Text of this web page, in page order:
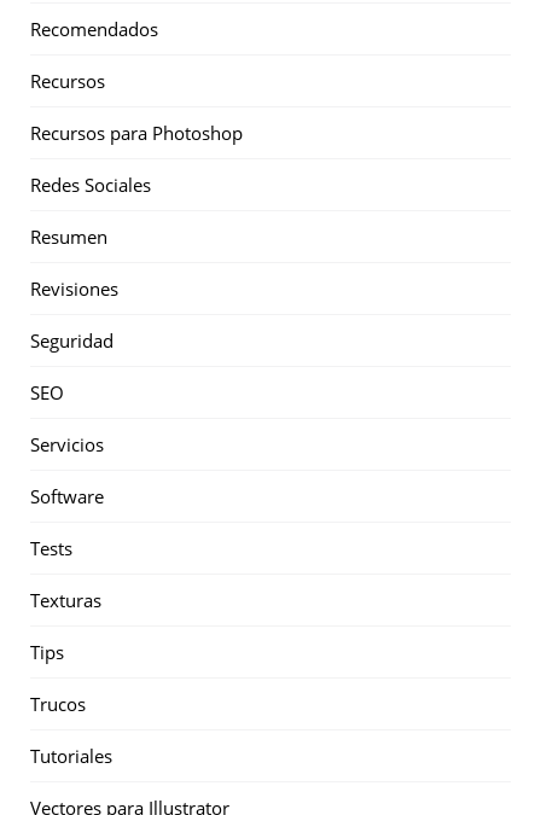
Recomendados
Recursos
Recursos para Photoshop
Redes Sociales
Resumen
Revisiones
Seguridad
SEO
Servicios
Software
Tests
Texturas
Tips
Trucos
Tutoriales
Vectores para Illustrator